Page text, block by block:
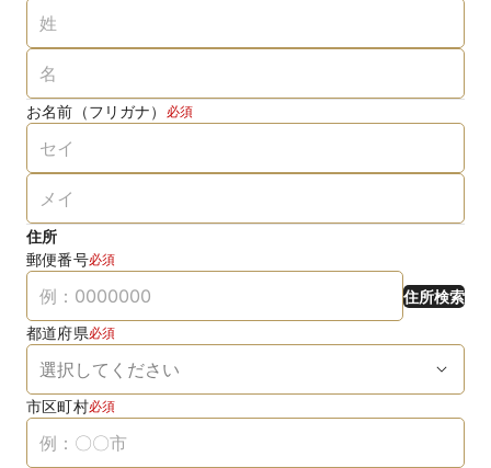
お名前（フリガナ） 必須
住所
郵便番号必須
住所検索
都道府県必須
市区町村必須